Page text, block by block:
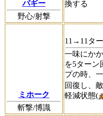
バギー
野心/射撃
換する
ミホーク
斬撃/博識
11→11タ
一味にか
を5ターン
プの時、
回復し、
軽減状態(